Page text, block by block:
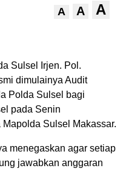
A A A
Sulsel Irjen. Pol.
dimulainya Audit
Polda Sulsel bagi
pada Senin
Sulsel Makassar.
menegaskan agar setiap
jawabkan anggaran